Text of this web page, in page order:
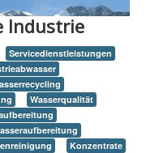
Industrie
Servicedienstleistungen
Wasserqualität
Konzentrate